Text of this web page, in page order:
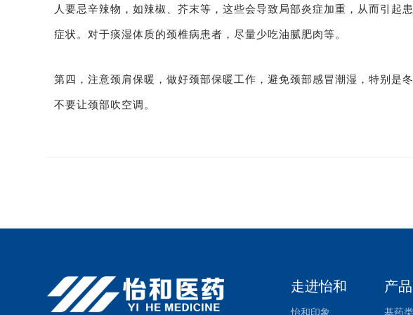
人要忌辛辣物，如辣椒、芥末等，这些会导致局部炎症加重，从而引起
症状。对于痰湿体质的颈椎病患者，尽量少吃油腻肥肉等。
第四，注意颈肩保暖，做好颈部保暖工作，避免颈部感冒潮湿，特别是
不要让颈部吹空调。
走进怡和
怡和印象
产
基药类